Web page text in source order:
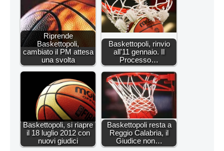
Riprende
Baskettopoli,
cambiato il PM attesa
una svolta
Baskettopoli, rinvio
all'11 gennaio. Il
Processo…
Baskettopoli, si riapre
il 18 luglio 2012 con
nuovi giudici
Baskettopoli resta a
Reggio Calabria, il
Giudice non…